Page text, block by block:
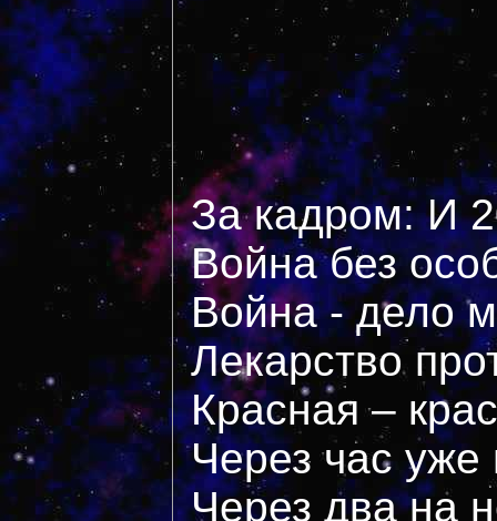
За кадром: И
Война без
Война - дело
Лекарство
Красная –
Через час уже
Через два на